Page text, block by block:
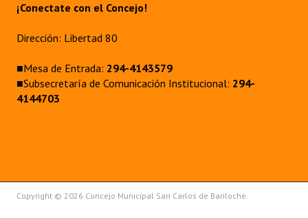
¡Conectate con el Concejo!
Dirección: Libertad 80
■Mesa de Entrada: 294-4143579
■Subsecretaría de Comunicación Institucional: 294-
4144703
Copyright © 2026 Concejo Municipal San Carlos de Bariloche.